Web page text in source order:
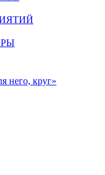
него, круг»